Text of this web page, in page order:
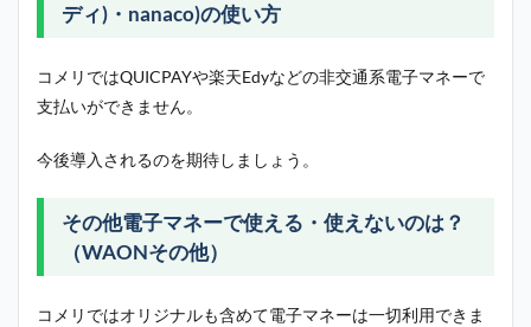
ディ)・nanaco)の使い方
コメリではQUICPAYや楽天Edyなどの非交通系電子マネーで
支払いができません。
今後導入されるのを期待しましょう。
その他電子マネーで使える・使えないのは？
（WAONその他）
コメリではオリジナルも含めて電子マネーは一切利用できま